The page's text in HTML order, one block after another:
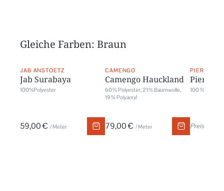
Gleiche Farben: Braun
JAB ANSTOETZ
Jab Surabaya
100%Polyester
59,00 € / Meter
CAMENGO
Camengo Hauckland
60 % Polyester, 21 % Baumwolle,
19 % Polyacryl
79,00 € / Meter
PIERRE
Pierre
100 % Leinen
Preis auf